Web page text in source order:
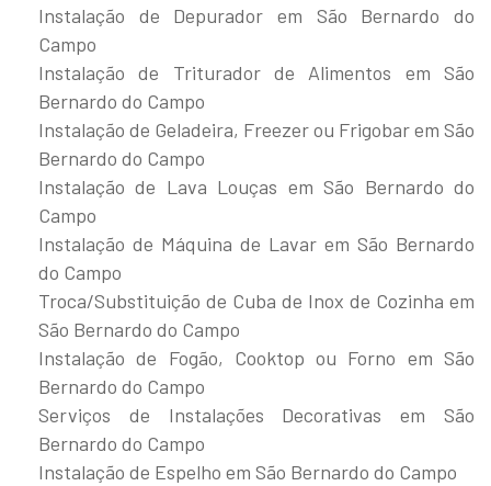
Instalação de Depurador em São Bernardo do
Campo
Instalação de Triturador de Alimentos em São
Bernardo do Campo
Instalação de Geladeira, Freezer ou Frigobar em São
Bernardo do Campo
Instalação de Lava Louças em São Bernardo do
Campo
Instalação de Máquina de Lavar em São Bernardo
do Campo
Troca/Substituição de Cuba de Inox de Cozinha em
São Bernardo do Campo
Instalação de Fogão, Cooktop ou Forno em São
Bernardo do Campo
Serviços de Instalações Decorativas em São
Bernardo do Campo
Instalação de Espelho em São Bernardo do Campo